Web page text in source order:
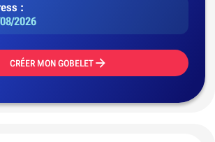
:
2026
CRÉER MON GOBELET